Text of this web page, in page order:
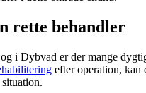
rette behandler
i Dybvad er der mange
efter operation, kan